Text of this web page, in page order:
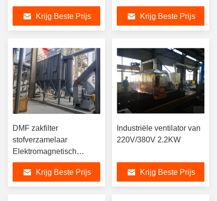
Krijg Beste Prijs
stofverzamelaar
Krijg Beste Prijs
DMF zakfilter
stofverzamelaar
Elektromagnetisch
diafragma
Luchtpomppulsklep
Stroomklep Solenoïde
Krijg Beste Prijs
Industriële ventilator van
220V/380V 2.2KW
Krijg Beste Prijs